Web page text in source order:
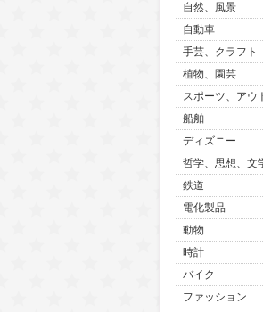
自然、風景
自動車
手芸、クラフト
植物、園芸
スポーツ、アウ
船舶
ディズニー
哲学、思想、文
鉄道
電化製品
動物
時計
バイク
ファッション